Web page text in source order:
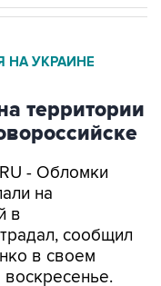
НА УКРАИНЕ
территории
- Обломки
на
в
сообщил
в своем